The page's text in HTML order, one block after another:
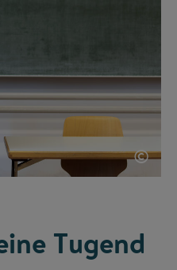
©
Tugend